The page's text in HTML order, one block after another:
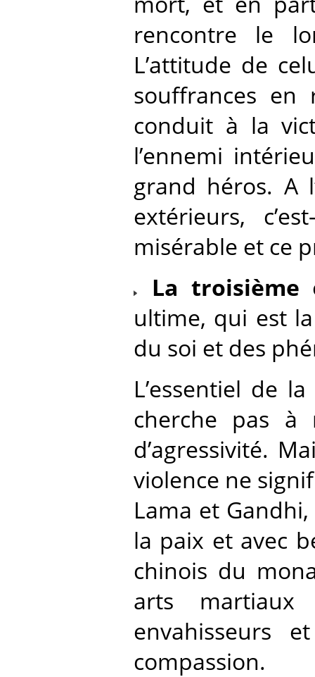
rencontre le
L’attitude de
souffrances en
conduit à la
l’ennemi
grand héros. A
extérieurs,
misérable et ce
La troisième
ultime, qui est
du soi et des
L’essentiel de
cherche pas
d’agressivité.
violence ne
Lama et
la paix et avec
chinois du
arts
envahisseurs
compassion.